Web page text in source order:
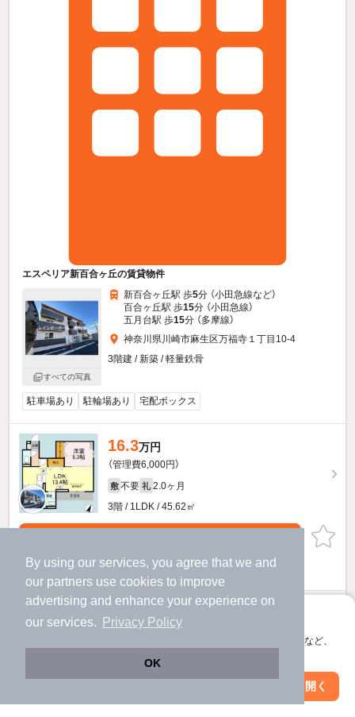
By using our services, you agree that we and
our partners use cookies to improve
advertising and enhance your experience on
our services.
Privacy Policy
OK
アプリに切り替えて、サクサクお部屋探し
会員登録なしですぐ使える。マップ検索やお気に入り保存など、
アプリを開く
エスペリア新百合ヶ丘の賃貸物件
すべての写真
新百合ヶ丘駅 歩5分 （小田急線など）
百合ヶ丘駅 歩15分 （小田急線）
五月台駅 歩15分 （多摩線）
神奈川県川崎市麻生区万福寺１丁目10-4
3階建 / 新築 / 軽量鉄骨
駐車場あり 駐輪場あり 宅配ボックス
16.3万円
（管理費6,000円）
敷 不要 礼 2.0ヶ月
3階 / 1LDK / 45.62㎡
ほか提供
（管理費6,000円）
物件詳細を見る
絞り込み条件を変更